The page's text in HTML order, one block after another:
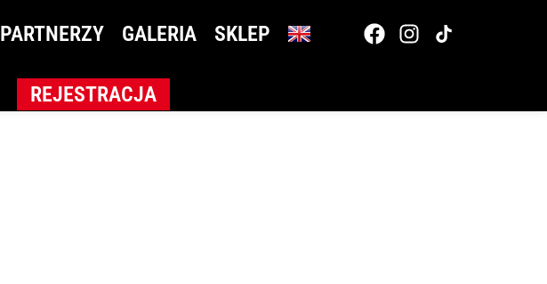
PARTNERZY GALERIA SKLEP
REJESTRACJA